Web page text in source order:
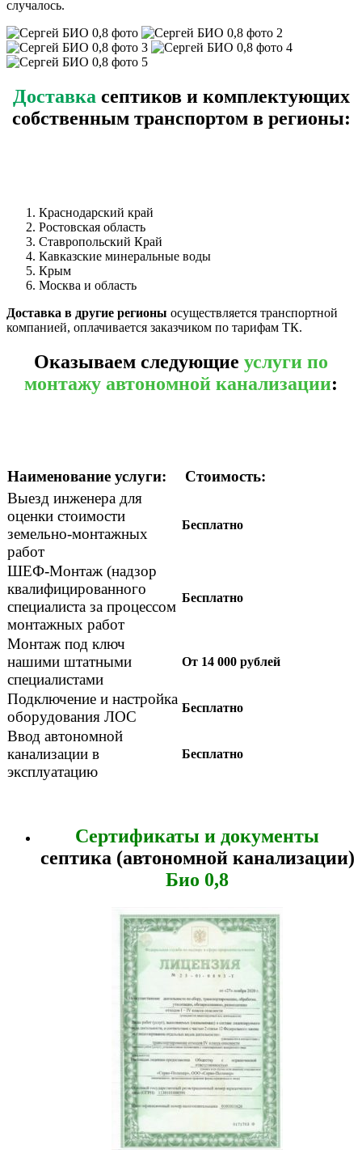
случалось.
Доставка септиков и комплектующих
собственным транспортом в регионы:
Краснодарский край
Ростовская область
Ставропольский Край
Кавказские минеральные воды
Крым
Москва и область
Доставка в другие регионы осуществляется транспортной
компанией, оплачивается заказчиком по тарифам ТК.
Оказываем следующие услуги по
монтажу автономной канализации:
Наименование услуги:
Стоимость:
Выезд инженера для
оценки стоимости
земельно-монтажных
работ
Бесплатно
ШЕФ-Монтаж (надзор
квалифицированного
специалиста за процессом
монтажных работ
Бесплатно
Монтаж под ключ
нашими штатными
специалистами
От 14 000 рублей
Подключение и настройка
оборудования ЛОС
Бесплатно
Ввод автономной
канализации в
эксплуатацию
Бесплатно
Сертификаты и документы
септика (автономной канализации)
Био 0,8